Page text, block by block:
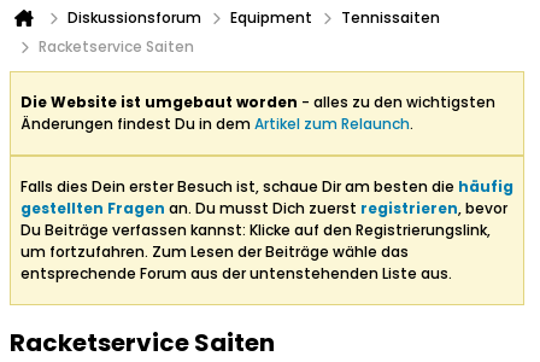
Diskussionsforum Equipment
Tennissaiten
Racketservice Saiten
Die Website ist umgebaut worden - alles zu den wichtigsten
Änderungen findest Du in demArtikel zum Relaunch.
Falls dies Dein erster Besuch ist, schaue Dir am besten die häufig
gestellten Fragen an. Du musst Dich zuerst registrieren, bevor
Du Beiträge verfassen kannst: Klicke auf den Registrierungslink,
um fortzufahren. Zum Lesen der Beiträge wähle das
entsprechende Forum aus der untenstehenden Liste aus.
Racketservice Saiten